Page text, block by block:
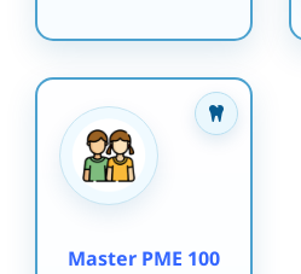
Master PME 100